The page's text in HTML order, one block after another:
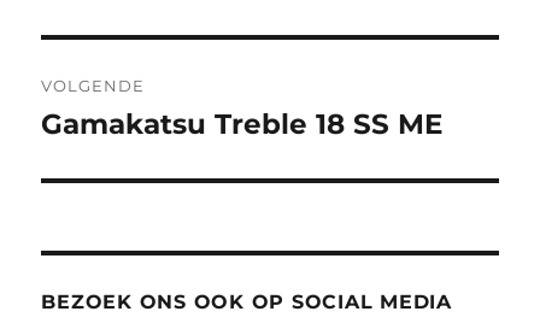
VOLGENDE
Volgend
Gamakatsu Treble 18 SS ME
BEZOEK ONS OOK OP SOCIAL MEDIA